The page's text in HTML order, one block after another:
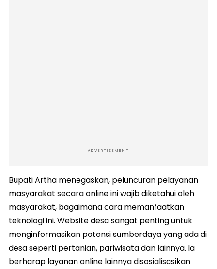
ADVERTISEMENT
Bupati Artha menegaskan, peluncuran pelayanan
masyarakat secara online ini wajib diketahui oleh
masyarakat, bagaimana cara memanfaatkan
teknologi ini. Website desa sangat penting untuk
menginformasikan potensi sumberdaya yang ada di
desa seperti pertanian, pariwisata dan lainnya. Ia
berharap layanan online lainnya disosialisasikan